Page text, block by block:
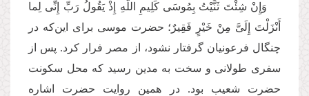
وَإِنْ شِئْتَ ثَنَّیْتُ بِمُوسَى كَلِیمِ اللَّهِ إِذْ یَقُولُ‏ رَبِّ إِنِّی لِما
أَنْزَلْتَ إِلَیَّ مِنْ خَیْرٍ فَقِیرٌ؛ حضرت موسی برای این‌که در
چنگال فرعونیان گرفتار نشود، از مصر فرار کرد. پس از
سفری طولانی و سخت به مدین رسید که محل سکونت
حضرت شعیب بود. در همین روایت حضرت اشاره